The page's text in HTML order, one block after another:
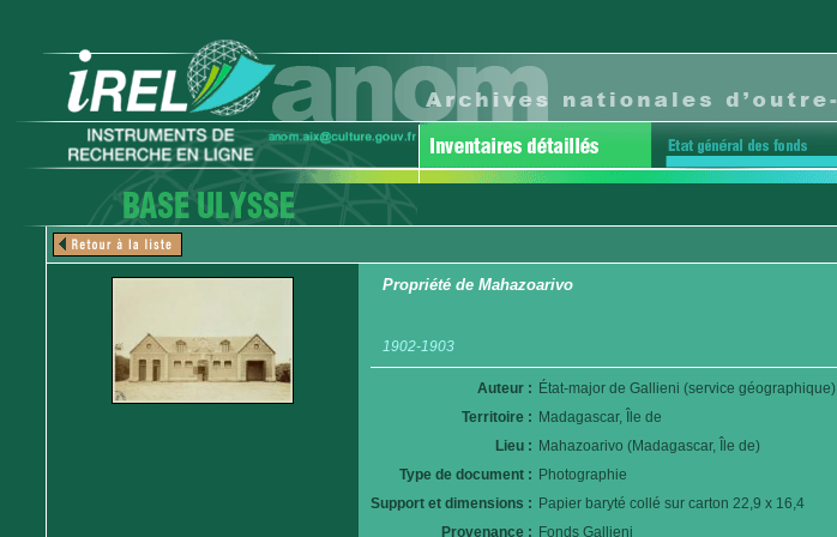
Propriété de Mahazoarivo
1902-1903
Auteur : État-major de Gallieni (service géographique)
Territoire : Madagascar, Île de
Lieu : Mahazoarivo (Madagascar, Île de)
Type de document : Photographie
Support et dimensions : Papier baryté collé sur carton 22,9 x 16,4
Provenance : Fonds Gallieni